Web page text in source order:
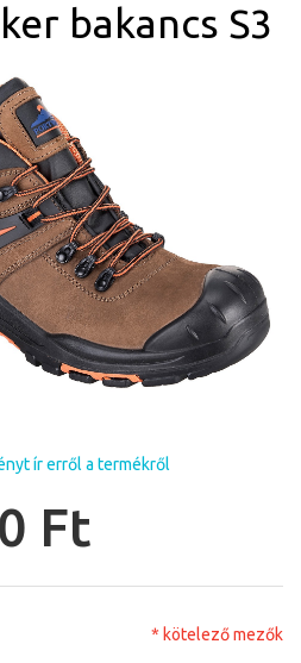
bakancs S3
ír erről a termékről
Ft
* kötelező mezők